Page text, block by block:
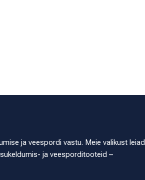
ja veespordi vastu. Meie valikust leiad
ja veesporditooteid –